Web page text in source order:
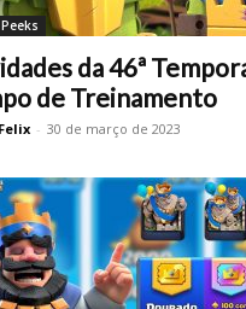
da 46ª
de Treinamento
- 30 de março de 2023